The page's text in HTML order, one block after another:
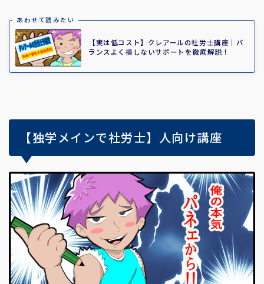
あわせて読みたい
【実は低コスト】クレアールの社労士講座｜バ
ランスよく損しないサポートを徹底解説！
【独学メインで社労士】人向け講座